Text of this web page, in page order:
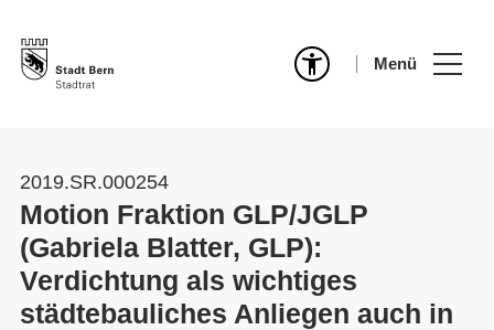
Menü
2019.SR.000254
Motion Fraktion GLP/JGLP
(Gabriela Blatter, GLP):
Verdichtung als wichtiges
städtebauliches Anliegen auch in